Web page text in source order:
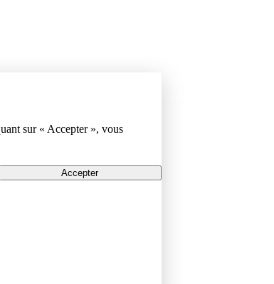
sur « Accepter », vous
Accepter